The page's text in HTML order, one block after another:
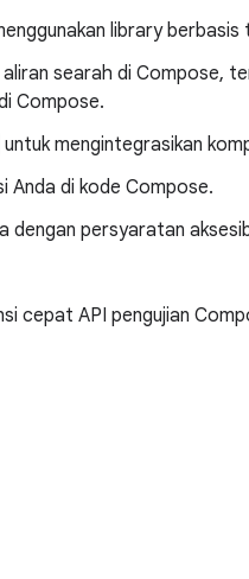
library
searah di Compose,
Compose.
untuk mengintegrasikan
Anda di kode Compose.
dengan persyaratan
cepat API pengujian